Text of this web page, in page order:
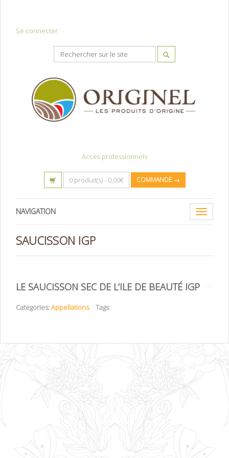
Se connecter
Accès professionnels
0 produit(s) - 0,00€ COMMANDE →
Toggle
NAVIGATION
SAUCISSON IGP
LE SAUCISSON SEC DE L’ILE DE BEAUTÉ IGP
Categories:Appellations Tags: